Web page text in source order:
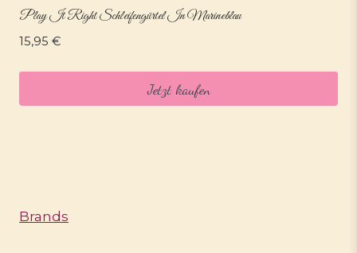
Play It Right Schleifengürtel In Marineblau
15,95 €
Jetzt kaufen
Brands